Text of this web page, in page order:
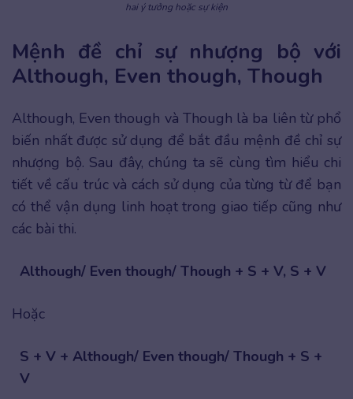
hai ý tưởng hoặc sự kiện
Mệnh đề chỉ sự nhượng bộ với
Although, Even though, Though
Although, Even though và Though là ba liên từ phổ
biến nhất được sử dụng để bắt đầu mệnh đề chỉ sự
nhượng bộ. Sau đây, chúng ta sẽ cùng tìm hiểu chi
tiết về cấu trúc và cách sử dụng của từng từ để bạn
có thể vận dụng linh hoạt trong giao tiếp cũng như
các bài thi.
Although/ Even though/ Though + S + V, S + V
Hoặc
S + V + Although/ Even though/ Though + S +
V